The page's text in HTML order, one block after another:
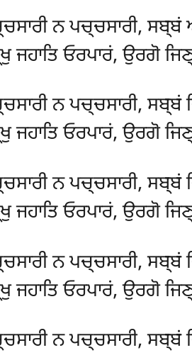
ਨ ਪਚ੍ਚਸਾਰੀ,
ਜਹਾਤਿ ਓਰਪਾਰਂ, ਉਰਗੋ
ਨ ਪਚ੍ਚਸਾਰੀ, ਸਬ੍ਬਂ
ਜਹਾਤਿ ਓਰਪਾਰਂ, ਉਰਗੋ
ਨ ਪਚ੍ਚਸਾਰੀ, ਸਬ੍ਬਂ
ਜਹਾਤਿ ਓਰਪਾਰਂ, ਉਰਗੋ
ਨ ਪਚ੍ਚਸਾਰੀ, ਸਬ੍ਬਂ
ਜਹਾਤਿ ਓਰਪਾਰਂ, ਉਰਗੋ
ਨ ਪਚ੍ਚਸਾਰੀ, ਸਬ੍ਬਂ